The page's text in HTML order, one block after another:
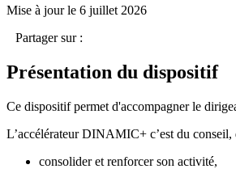
Mise à jour le 6 juillet 2026
Partager sur :
Présentation du dispositif
Ce dispositif permet d'accompagner le
L’accélérateur DINAMIC+ c’est du conseil,
consolider et renforcer son activité,